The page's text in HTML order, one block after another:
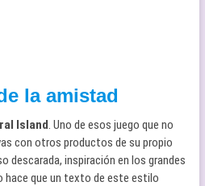
la amistad
Island. Uno de esos juego que no
con otros productos de su propio
descarada, inspiración en los grandes
hace que un texto de este estilo